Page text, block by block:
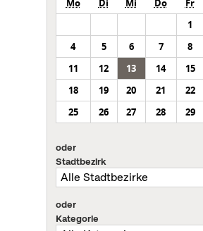
Mo Di Mi Do Fr
1
4
5 6 7 8
11
12 13 14 15
18
19 20 21 22
25
26 27 28 29
oder
Stadtbezirk
oder
Kategorie